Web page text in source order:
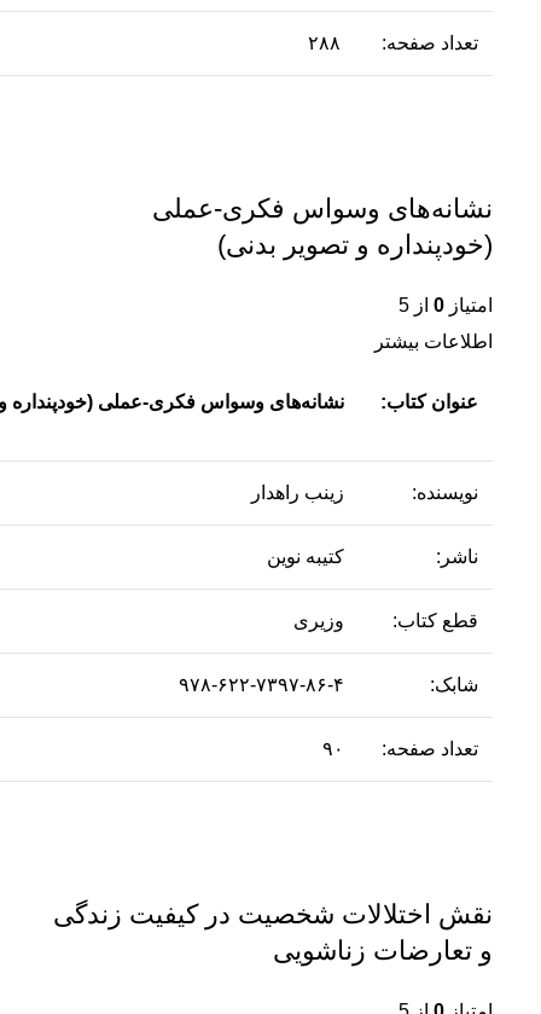
تعداد صفحه: ۲۸۸
نشانه‌های وسواس فکری-عملی
(خودپنداره و تصویر بدنی)
امتیاز 0 از 5
اطلاعات بیشتر
عنوان کتاب: نشانه‌های وسواس فکری-عملی (خودپنداره
نویسنده: زینب راهدار
ناشر: کتیبه نوین
قطع کتاب: وزیری
شابک: ۹۷۸-۶۲۲-۷۳۹۷-۸۶-۴
تعداد صفحه: ۹۰
نقش اختلالات شخصیت در کیفیت زندگی
و تعارضات زناشویی